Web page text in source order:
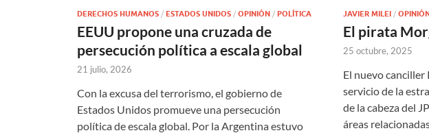
DERECHOS HUMANOS / ESTADOS UNIDOS / OPINIÓN / POLÍTICA
EEUU propone una cruzada de
persecución política a escala global
21 julio, 2026
Con la excusa del terrorismo, el gobierno de
Estados Unidos promueve una persecución
política de escala global. Por la Argentina estuvo
JAVIER MILEI /
El pirata
25 octubre, 2025
El nuevo
servicio de la
de la cabeza del
áreas